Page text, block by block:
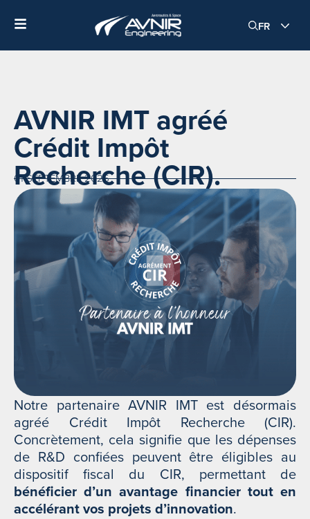
FR
AVNIR IMT agréé
Crédit Impôt
Recherche (CIR).
01 SEPTEMBRE 2025
Notre partenaire AVNIR IMT est désormais
agréé Crédit Impôt Recherche (CIR).
Concrètement, cela signifie que les dépenses
de R&D confiées peuvent être éligibles au
dispositif fiscal du CIR, permettant de
bénéficier d’un avantage financier tout en
accélérant vos projets d’innovation.